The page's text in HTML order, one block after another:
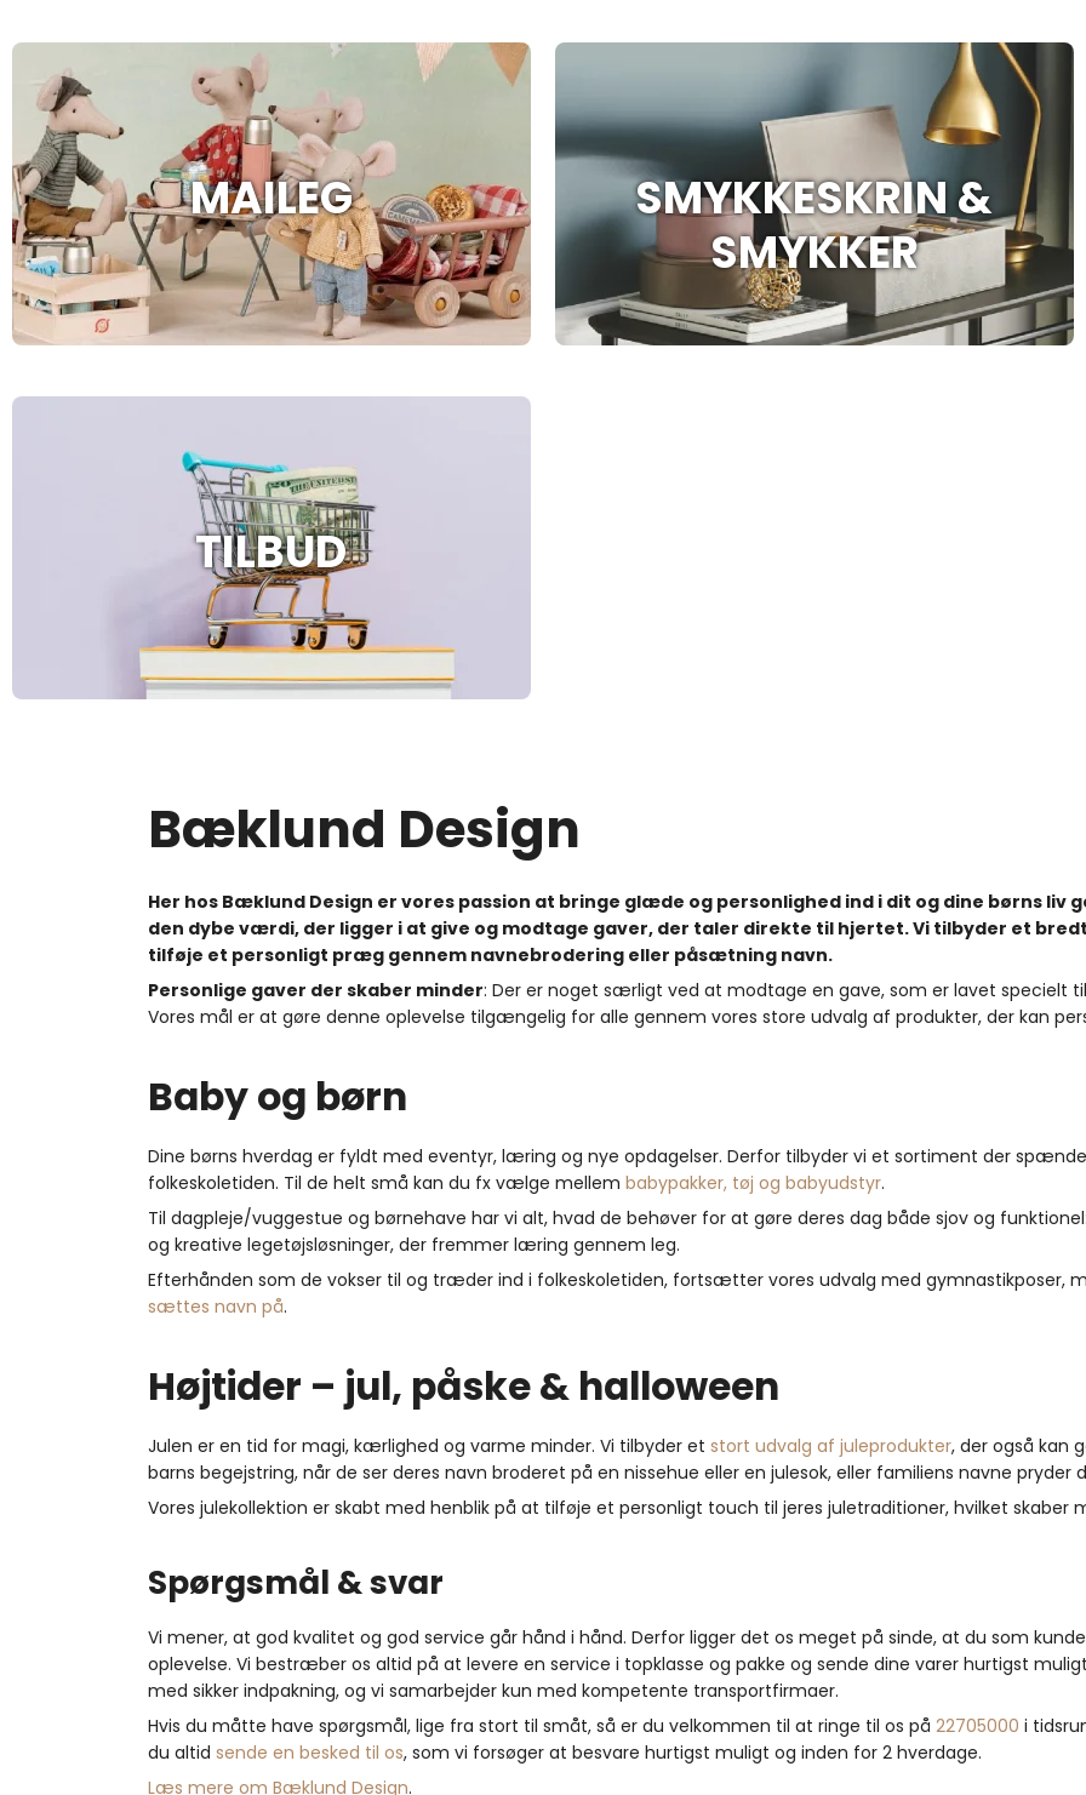
MAILEG
SMYKKESKRIN &
SMYKKER
TILBUD
Bæklund Design
Her hos Bæklund Design er vores passion at bringe glæde og personlighed ind i dit og dine børns
den dybe værdi, der ligger i at give og modtage gaver, der taler direkte til hjertet. Vi tilbyder et
tilføje et personligt præg gennem navnebrodering eller påsætning navn.
Personlige gaver der skaber minder: Der er noget særligt ved at modtage en gave, som er lavet specielt
Vores mål er at gøre denne oplevelse tilgængelig for alle gennem vores store udvalg af produkter, der kan
Baby og børn
Dine børns hverdag er fyldt med eventyr, læring og nye opdagelser. Derfor tilbyder vi et sortiment der
folkeskoletiden. Til de helt små kan du fx vælge mellem babypakker, tøj og babyudstyr.
Til dagpleje/vuggestue og børnehave har vi alt, hvad de behøver for at gøre deres dag både sjov og
og kreative legetøjsløsninger, der fremmer læring gennem leg.
Efterhånden som de vokser til og træder ind i folkeskoletiden, fortsætter vores udvalg med gymnastikposer,
sættes navn på.
Højtider – jul, påske & halloween
Julen er en tid for magi, kærlighed og varme minder. Vi tilbyder et stort udvalg af juleprodukter, der også kan
barns begejstring, når de ser deres navn broderet på en nissehue eller en julesok, eller familiens navne pryder
Vores julekollektion er skabt med henblik på at tilføje et personligt touch til jeres juletraditioner, hvilket skaber
Spørgsmål & svar
Vi mener, at god kvalitet og god service går hånd i hånd. Derfor ligger det os meget på sinde, at du som
oplevelse. Vi bestræber os altid på at levere en service i topklasse og pakke og sende dine varer hurtigst
med sikker indpakning, og vi samarbejder kun med kompetente transportfirmaer.
Hvis du måtte have spørgsmål, lige fra stort til småt, så er du velkommen til at ringe til os på 22705000 i
du altid sende en besked til os, som vi forsøger at besvare hurtigst muligt og inden for 2 hverdage.
Læs mere om Bæklund Design.